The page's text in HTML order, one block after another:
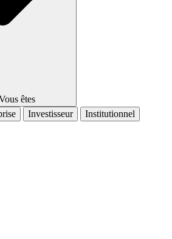
êtes
Investisseur
Institutionnel